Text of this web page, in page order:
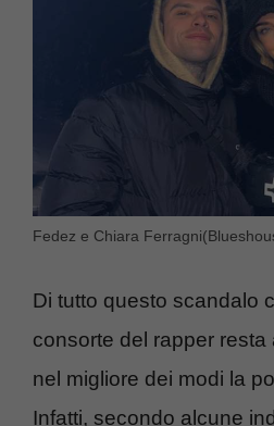
Fedez e Chiara
Di tutto questo scandalo
consorte del rapper resta
nel migliore dei modi la
Infatti, secondo alcune